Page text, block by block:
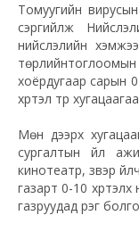
Томуугийн
сэргийлж
нийслэлийн
хоёрдугаар сарын
хүртэл түр
Мөн дээрх
сургалтын үйл
кинотеатр, үзвэр
газарт 0-10 хүртэлх
газруудад үүрэг